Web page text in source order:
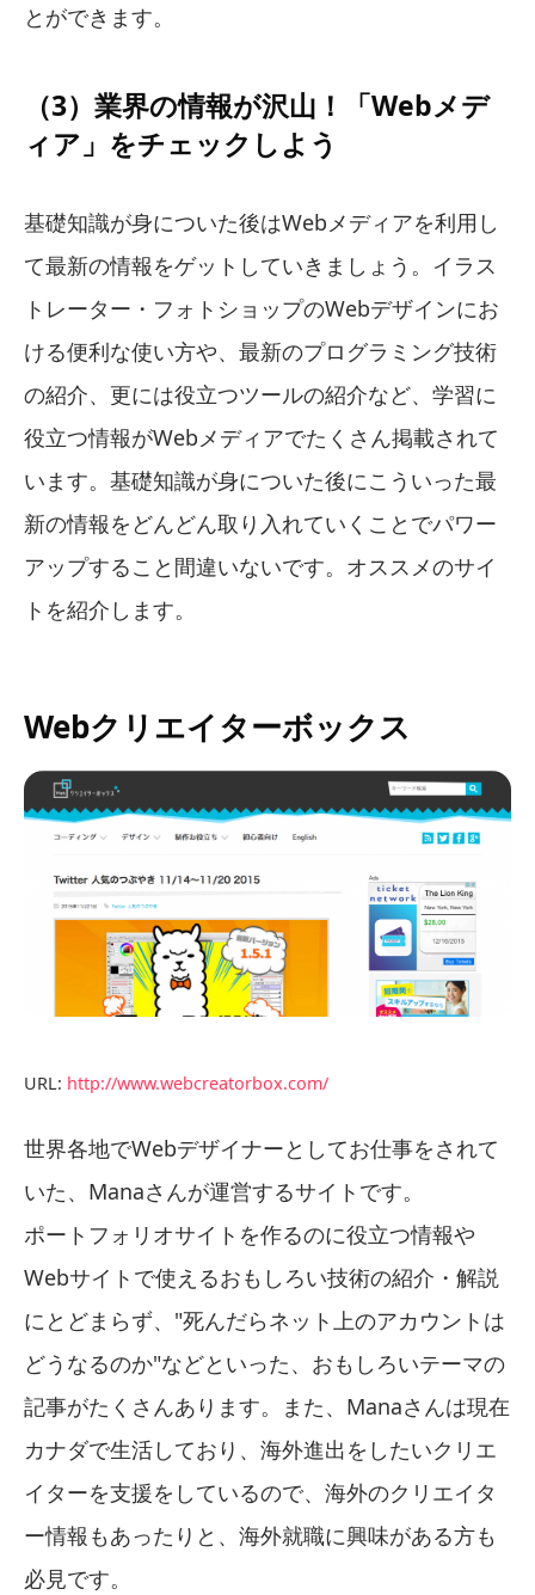
とができます。
（3）業界の情報が沢山！「Webメデ
ィア」をチェックしよう
基礎知識が身についた後はWebメディアを利用し
て最新の情報をゲットしていきましょう。イラス
トレーター・フォトショップのWebデザインにお
ける便利な使い方や、最新のプログラミング技術
の紹介、更には役立つツールの紹介など、学習に
役立つ情報がWebメディアでたくさん掲載されて
います。基礎知識が身についた後にこういった最
新の情報をどんどん取り入れていくことでパワー
アップすること間違いないです。オススメのサイ
トを紹介します。
Webクリエイターボックス
URL: http://www.webcreatorbox.com/
世界各地でWebデザイナーとしてお仕事をされて
いた、Manaさんが運営するサイトです。
ポートフォリオサイトを作るのに役立つ情報や
Webサイトで使えるおもしろい技術の紹介・解説
にとどまらず、"死んだらネット上のアカウントは
どうなるのか"などといった、おもしろいテーマの
記事がたくさんあります。また、Manaさんは現在
カナダで生活しており、海外進出をしたいクリエ
イターを支援をしているので、海外のクリエイタ
ー情報もあったりと、海外就職に興味がある方も
必見です。